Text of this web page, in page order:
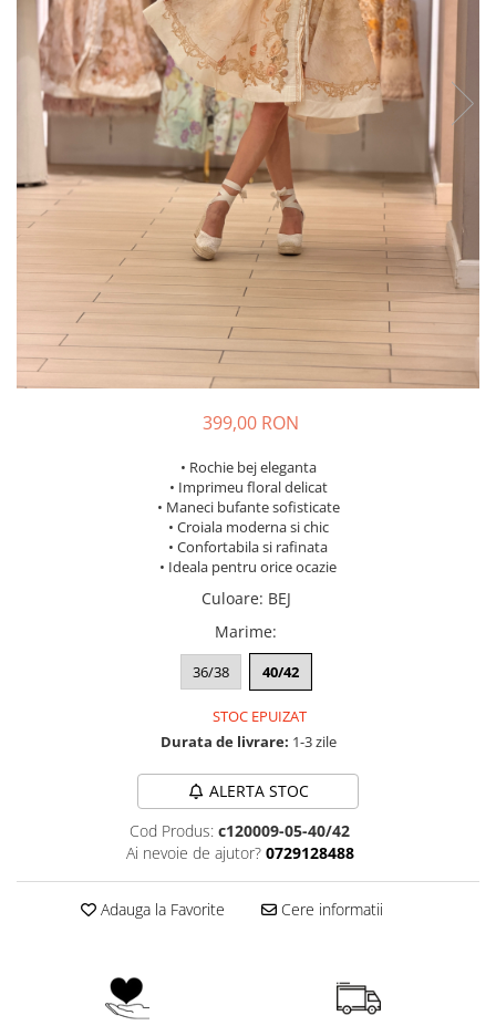
Costume de baie
399,00 RON
• Rochie bej eleganta
• Imprimeu floral delicat
• Maneci bufante sofisticate
• Croiala moderna si chic
• Confortabila si rafinata
• Ideala pentru orice ocazie
Culoare: BEJ
Marime:
36/38 40/42
STOC EPUIZAT
Durata de livrare: 1-3 zile
ALERTA STOC
Cod Produs: c120009-05-40/42
Ai nevoie de ajutor? 0729128488
Adauga la Favorite Cere informatii